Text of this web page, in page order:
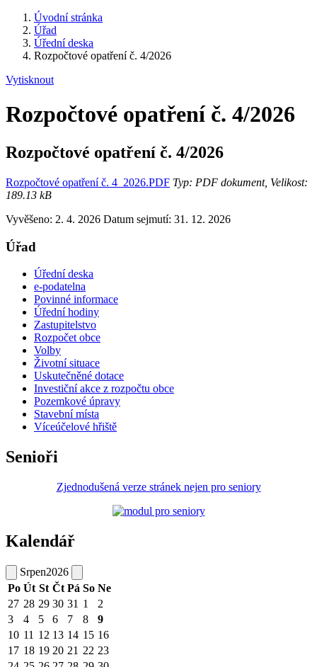
Úvodní stránka
Úřad
Úřední deska
Rozpočtové opatření č. 4/2026
Vytisknout
Rozpočtové opatření č. 4/2026
Rozpočtové opatření č. 4/2026
Rozpočtové opatření č. 4_2026.PDF Typ: PDF dokument, Velikost:
189.13 kB
Vyvěšeno: 2. 4. 2026 Datum sejmutí: 31. 12. 2026
Úřad
Úřední deska
e-podatelna
Povinné informace
Úřední hodiny
Zastupitelstvo
Rozpočet obce
Volby
Životní situace
Uskutečněné dotace
Investiční akce z rozpočtu obce
Pozemkové úpravy
Stavební místa
Víceúčelové hřiště
Senioři
Zjednodušená verze stránek nejen pro seniory
Kalendář
Srpen2026
Po Út St Čt Pá So Ne
27 28 29 30 31 1
2
3
4 5 6 7 8
9
10 11 12 13 14 15 16
17 18 19 20 21 22 23